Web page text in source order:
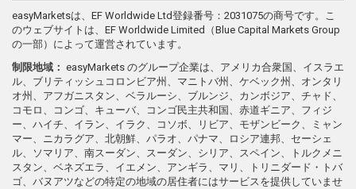
easyMarketsは、EF Worldwide Ltd登録番号：2031075の商号です。こ
のウェブサイトは、EF Worldwide Limited（Blue Capital Markets Group
の一部）によって運営されています。
制限地域： easyMarkets のグループ企業は、アメリカ合衆国、イスラエ
ル、ブリティッシュコロンビア州、マニトバ州、ケベック州、オンタリ
オ州、アフガニスタン、ベラルーシ、ブルンジ、カンボジア、チャド、
コモロ、コンゴ、キューバ、コンゴ民主共和国、赤道ギニア、フィジ
ー、ハイチ、イラン、イラク、コソボ、リビア、モザンビーク、ミャン
マー、ニカラグア、北朝鮮、パラオ、パナマ、ロシア連邦、セーシェ
ル、ソマリア、南スーダン、スーダン、シリア、スペイン、トルクメニ
スタン、ベネズエラ、イエメン、アンギラ、マリ、トリニダード・トバ
ゴ、バヌアツなどの特定の地域の居住者にはサービスを提供していませ